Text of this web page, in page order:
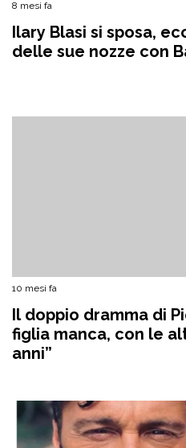
8 mesi fa
Ilary Blasi si sposa,
delle sue nozze con
10 mesi fa
Il doppio dramma di
figlia manca, con le
anni”